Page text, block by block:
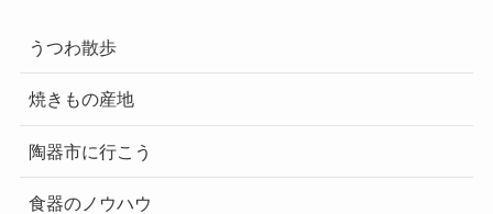
うつわ散歩
焼きもの産地
陶器市に行こう
食器のノウハウ